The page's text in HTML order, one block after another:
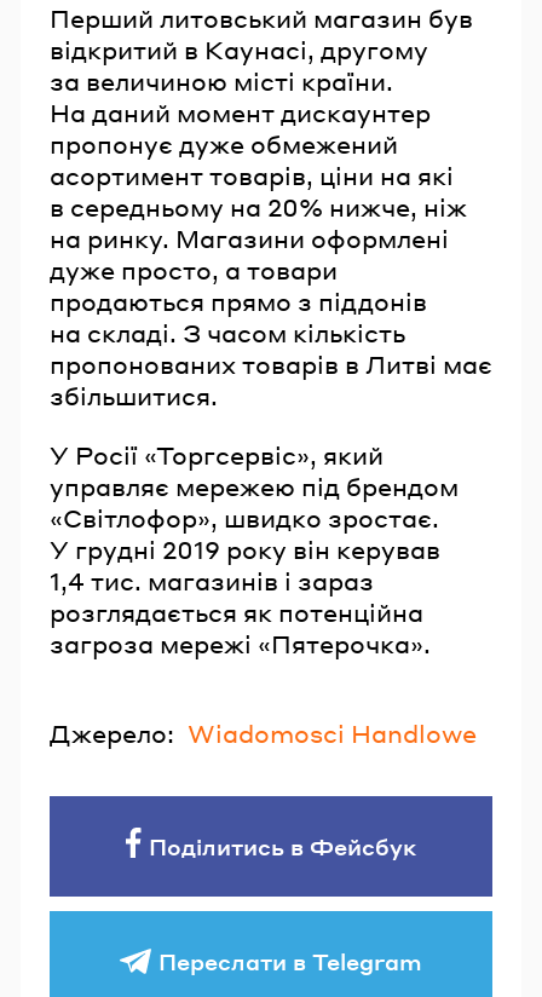
Перший литовський магазин був
відкритий в Каунасі, другому
за величиною місті країни.
На даний момент дискаунтер
пропонує дуже обмежений
асортимент товарів, ціни на які
в середньому на 20% нижче, ніж
на ринку. Магазини оформлені
дуже просто, а товари
продаються прямо з піддонів
на складі. З часом кількість
пропонованих товарів в Литві має
збільшитися.
У Росії «Торгсервіс», який
управляє мережею під брендом
«Світлофор», швидко зростає.
У грудні 2019 року він керував
1,4 тис. магазинів і зараз
розглядається як потенційна
загроза мережі «Пятерочка».
Джерело: Wiadomosci Handlowe
Поділитись в Фейсбук
Переслати в Telegram